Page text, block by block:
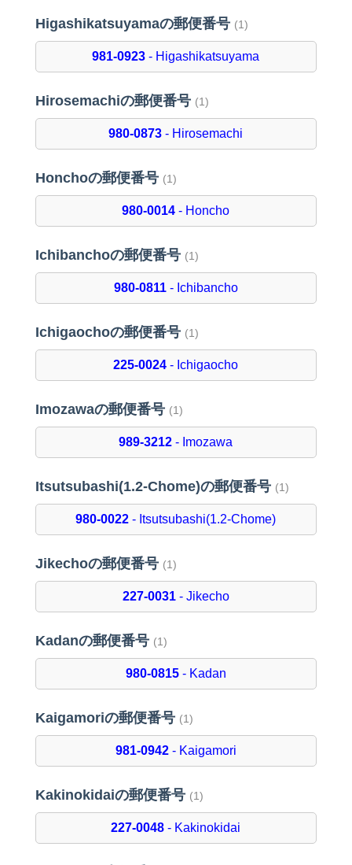
Higashikatsuyamaの郵便番号 (1)
981-0923 - Higashikatsuyama
Hirosemachiの郵便番号 (1)
980-0873 - Hirosemachi
Honchoの郵便番号 (1)
980-0014 - Honcho
Ichibanchoの郵便番号 (1)
980-0811- Ichibancho
Ichigaochoの郵便番号 (1)
225-0024 - Ichigaocho
Imozawaの郵便番号 (1)
989-3212 - Imozawa
Itsutsubashi(1.2-Chome)の郵便番号 (1)
980-0022 - Itsutsubashi(1.2-Chome)
Jikechoの郵便番号 (1)
227-0031- Jikecho
Kadanの郵便番号 (1)
980-0815- Kadan
Kaigamoriの郵便番号 (1)
981-0942- Kaigamori
Kakinokidaiの郵便番号 (1)
227-0048 - Kakinokidai